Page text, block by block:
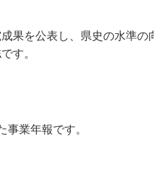
果を公表し、県史の水準の
す。
業年報です。